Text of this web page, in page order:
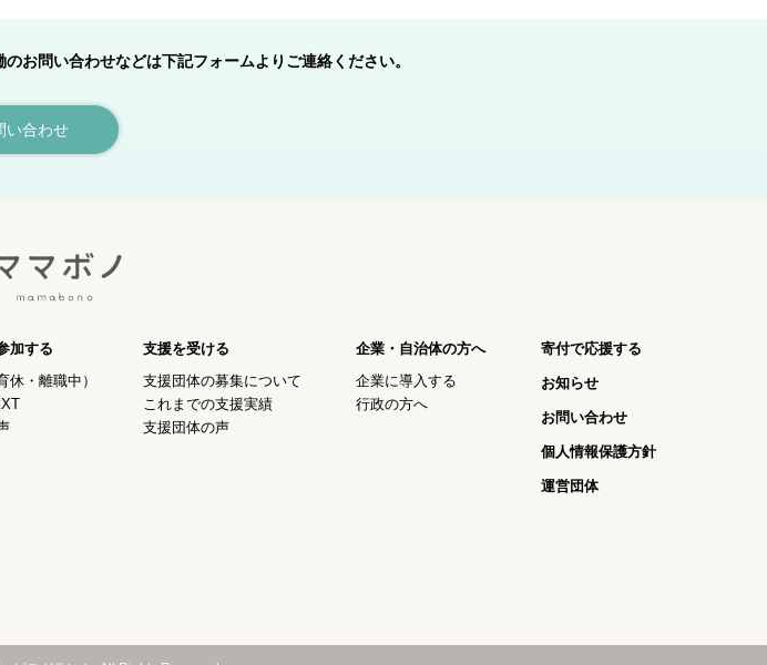
お問い合わせなどは下記フォームよりご連絡ください。
い合わせ
加する
休・離職中）
支援を受ける
支援団体の募集について
これまでの支援実績
支援団体の声
企業・自治体の方へ
企業に導入する
行政の方へ
寄付で応援する
お知らせ
お問い合わせ
個人情報保護方針
運営団体